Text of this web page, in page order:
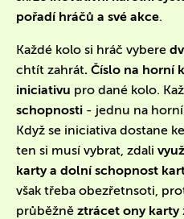
pořadí hráčů a své akce.
Každé kolo si hráč vybere
chtít zahrát. Číslo na horní
iniciativu pro dané kolo.
schopnosti - jednu na
Když se iniciativa dostane
ten si musí vybrat, zdali
karty a dolní schopnost
však třeba obezřetnsoti,
průběžně ztrácet ony karty